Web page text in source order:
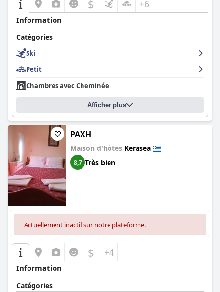
$ +6
Information
Catégories
Ski
Petit
Chambres avec Cheminée
Afficher plus
ΡΑΧΗ
Maison d'hôtes Kerasea
8,7 Très bien
Actuellement inactif sur notre plateforme.
$ +4
Information
Catégories